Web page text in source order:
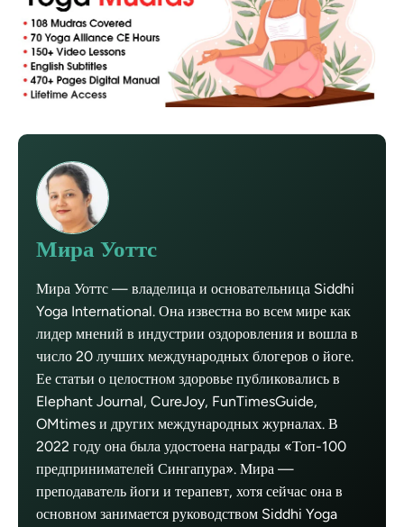
Мира Уоттс
Мира Уоттс — владелица и основательница Siddhi
Yoga International. Она известна во всем мире как
лидер мнений в индустрии оздоровления и вошла в
число 20 лучших международных блогеров о йоге.
Ее статьи о целостном здоровье публиковались в
Elephant Journal, CureJoy, FunTimesGuide,
OMtimes и других международных журналах. В
2022 году она была удостоена награды «Топ-100
предпринимателей Сингапура». Мира —
преподаватель йоги и терапевт, хотя сейчас она в
основном занимается руководством Siddhi Yoga